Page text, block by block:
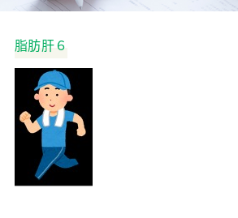
消化器内科
脂肪肝６